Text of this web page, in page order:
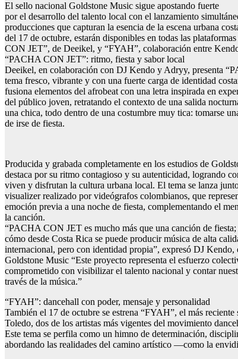
El sello nacional Goldstone Music sigue apostando fuerte
por el desarrollo del talento local con el lanzamiento
producciones que capturan la esencia de la escena urbana
del 17 de octubre, estarán disponibles en todas las
CON JET”, de Deeikel, y “FYAH”, colaboración entre
“PACHA CON JET”: ritmo, fiesta y sabor local
Deeikel, en colaboración con DJ Kendo y Adryy, presenta
tema fresco, vibrante y con una fuerte carga de identidad
fusiona elementos del afrobeat con una letra inspirada en
del público joven, retratando el contexto de una salida
una chica, todo dentro de una costumbre muy tica: tomarse
de irse de fiesta.
Producida y grabada completamente en los estudios de
destaca por su ritmo contagioso y su autenticidad, logrando
viven y disfrutan la cultura urbana local. El tema se lanza
visualizer realizado por videógrafos colombianos, que
emoción previa a una noche de fiesta, complementando el
la canción.
“PACHA CON JET es mucho más que una canción de fiesta;
cómo desde Costa Rica se puede producir música de alta
internacional, pero con identidad propia”, expresó DJ Kendo,
Goldstone Music “Este proyecto representa el esfuerzo
comprometido con visibilizar el talento nacional y contar
través de la música.”
“FYAH”: dancehall con poder, mensaje y personalidad
También el 17 de octubre se estrena “FYAH”, el más
Toledo, dos de los artistas más vigentes del movimiento
Este tema se perfila como un himno de determinación,
abordando las realidades del camino artístico —como la